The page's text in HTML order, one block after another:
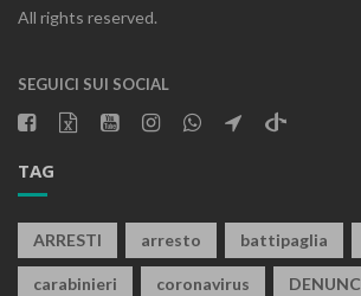
All rights reserved.
SEGUICI SUI SOCIAL
TAG
ARRESTI arresto battipaglia
carabinieri coronavirus